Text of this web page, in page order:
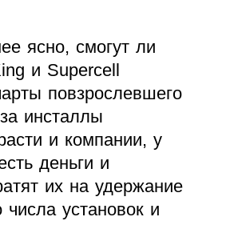
ясно, смогут ли
и Supercell
повзрослевшего
инсталлы
и компании, у
деньги и
их на удержание
числа установок и